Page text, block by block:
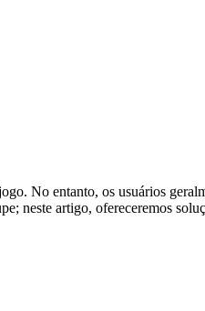
No entanto, os usuários
neste artigo, ofereceremos